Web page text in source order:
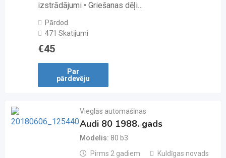
izstrādājumi • Griešanas dēļi…
Pārdod
471 Skatījumi
€45
Par
pārdevēju
Vieglās automašīnas
Audi 80 1988. gads
Modelis 80 b3
Pirms 2 gadiem
Kuldīgas novads